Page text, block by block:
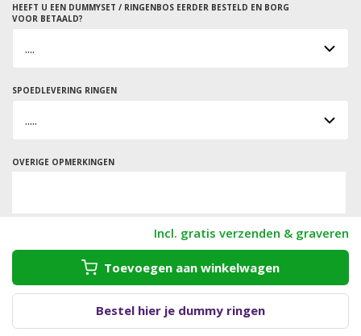
HEEFT U EEN DUMMYSET / RINGENBOS EERDER BESTELD EN BORG
VOOR BETAALD?
SPOEDLEVERING RINGEN
OVERIGE OPMERKINGEN
Incl. gratis verzenden & graveren
Toevoegen aan winkelwagen
Bestel hier je dummy ringen